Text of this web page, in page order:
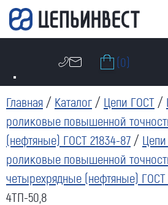
(0)
Главная / Каталог / Цепи ГОСТ /
роликовые повышенной
(нефтяные) ГОСТ 21834-87 /
роликовые повышенной
четырехрядные (нефтяные) ГОСТ
4ТП-50,8